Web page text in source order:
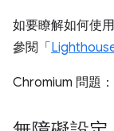
如要瞭解如何使
參閱「
Chromium 問題：